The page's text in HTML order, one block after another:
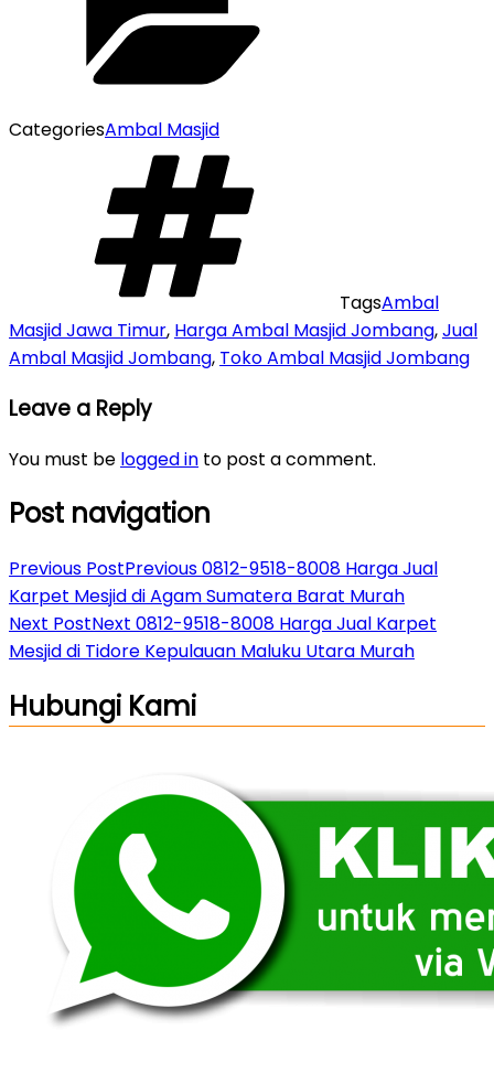
CategoriesAmbal Masjid
TagsAmbal
Masjid Jawa Timur, Harga Ambal Masjid Jombang,Jual
Ambal Masjid Jombang, Toko Ambal Masjid Jombang
Leave a Reply
You must be logged in to post a comment.
Post navigation
Previous PostPrevious0812-9518-8008 Harga Jual
Karpet Mesjid di Agam Sumatera Barat Murah
Next PostNext 0812-9518-8008 Harga Jual Karpet
Mesjid di Tidore Kepulauan Maluku Utara Murah
Hubungi Kami